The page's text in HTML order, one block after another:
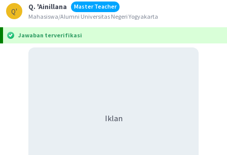
Q'
Q. 'Ainillana
Master Teacher
Mahasiswa/Alumni Universitas Negeri Yogyakarta
Jawaban terverifikasi
Iklan